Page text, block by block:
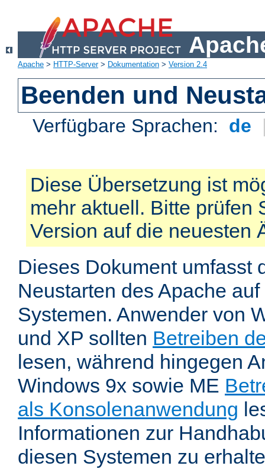
Apache > HTTP-Server> Dokumentation > Version 2.4
Beenden und
Verfügbare Sprachen: de
Diese Übersetzung ist
mehr aktuell. Bitte prüfen
Version auf die neuesten
Dieses Dokument umfasst
Neustarten des Apache
Systemen. Anwender von
und XP sollten Betreiben
lesen, während hingegen
Windows 9x sowie ME
als Konsolenanwendung
Informationen zur
diesen Systemen zu